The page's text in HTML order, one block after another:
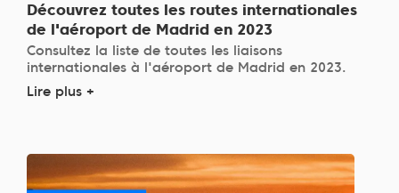
Découvrez toutes les routes internationales
de l'aéroport de Madrid en 2023
Consultez la liste de toutes les liaisons
internationales à l'aéroport de Madrid en 2023.
Lire plus +